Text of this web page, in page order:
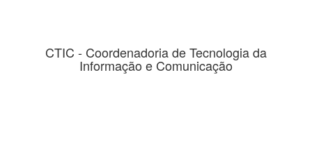
CTIC - Coordenadoria de Tecnologia da
Informação e Comunicação